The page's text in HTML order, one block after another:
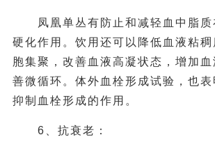
凤凰单丛有防止和减轻血中脂质
硬化作用。饮用还可以降低血液粘稠
胞集聚，改善血液高凝状态，增加
善微循环。体外血栓形成试验，也
抑制血栓形成的作用。
6、抗衰老：